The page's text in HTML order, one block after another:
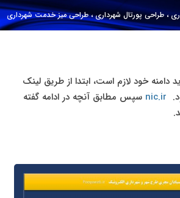
، طراحی پورتال شهرداری ، طراحی میز خدمت شهرداری
دامنه خود لازم است، ابتدا از طریق لینک
nic.ir سپس مطابق آنچه در ادامه گفته